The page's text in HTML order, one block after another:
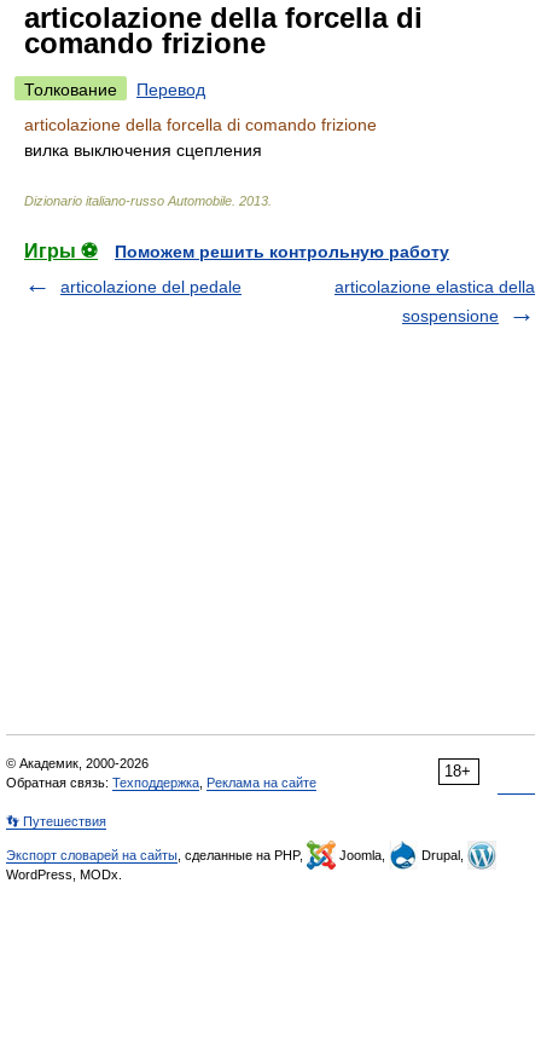
articolazione della forcella di
comando frizione
Толкование
Перевод
articolazione della forcella di comando frizione
вилка выключения сцепления
Dizionario italiano-russo Automobile 2013
Игры ⚽
Поможем решить контрольную работу
articolazione del pedale
articolazione elastica della
sospensione
18+
© Академик, 2000-2026
Обратная связь: Техподдержка Реклама на сайте
👣 Путешествия
Экспорт словарей на сайты , сделанные на PHP, Joomla,
Drupal,
WordPress, MODx.